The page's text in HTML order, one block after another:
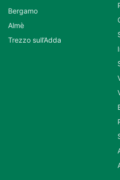
Bergamo
Almè
Trezzo sull’Adda